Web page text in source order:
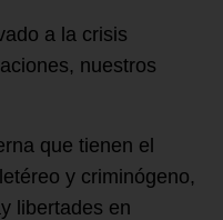
a la crisis
nuestros
que tienen el
y criminógeno,
libertades en